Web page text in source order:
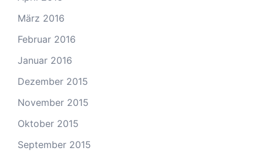
März 2016
Februar 2016
Januar 2016
Dezember 2015
November 2015
Oktober 2015
September 2015